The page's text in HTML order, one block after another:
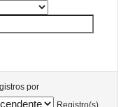
por
Registro(s)